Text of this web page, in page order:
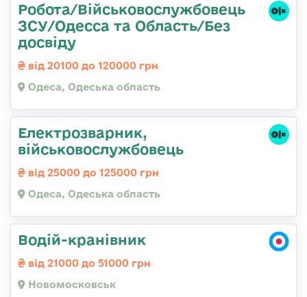
Робота/Військовослужбовець
ЗСУ/Одесса та Область/Без
досвіду
від 20100 до 120000 грн
Одеса, Одеська область
Електрозварник,
військовослужбовець
від 25000 до 125000 грн
Одеса, Одеська область
Водій-кранівник
від 21000 до 51000 грн
Новомосковськ